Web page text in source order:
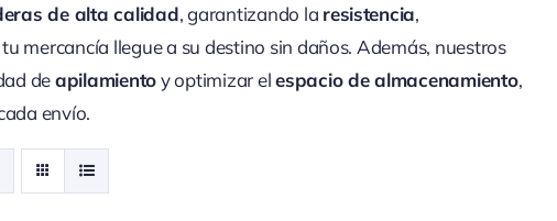
de alta calidad, garantizando la resistencia,
mercancía llegue a su destino sin daños. Además, nuestros
deapilamientoy optimizar elespacio de almacenamiento,
envío.